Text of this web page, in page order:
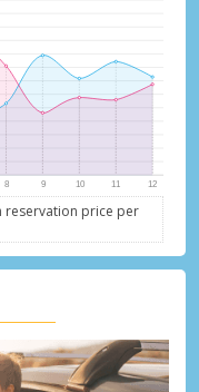
reservation price per